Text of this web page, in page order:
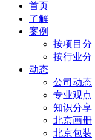
首页
了解
案例
按项目分
按行业分
动态
公司动态
专业观点
知识分享
北京画册
北京包装